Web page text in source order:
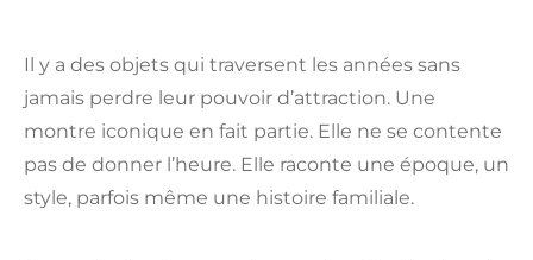
Il y a des objets qui traversent les années sans
jamais perdre leur pouvoir d’attraction. Une
montre iconique en fait partie. Elle ne se contente
pas de donner l’heure. Elle raconte une époque, un
style, parfois même une histoire familiale.